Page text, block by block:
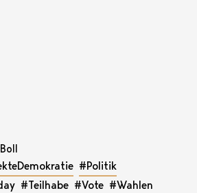
#Politik
#Teilhabe #Vote #Wahlen